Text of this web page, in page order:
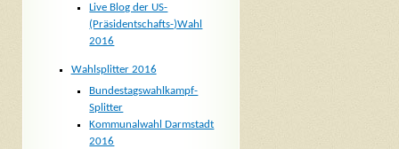
Live Blog der US-
(Präsidentschafts-)Wahl
2016
Wahlsplitter 2016
Bundestagswahlkampf-
Splitter
Kommunalwahl Darmstadt
2016